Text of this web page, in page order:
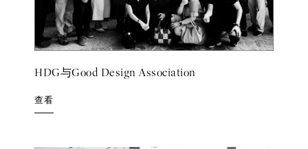
HDG与Good Design Association
查看